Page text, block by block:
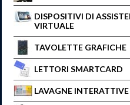
DISPOSITIVI DI
VIRTUALE
TAVOLETTE GRAFICHE
LETTORI SMARTCARD
LAVAGNE INTERATTIVE